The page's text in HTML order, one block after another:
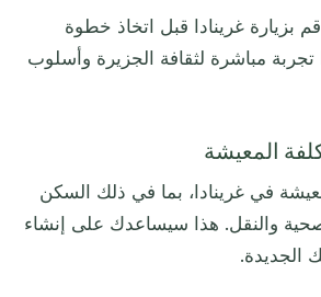
بزيارة غرينادا قبل اتخاذ خطوة
مباشرة لثقافة الجزيرة وأسلوب
في غرينادا، بما في ذلك السكن
والنقل. هذا سيساعدك على إنشاء
الجديدة.